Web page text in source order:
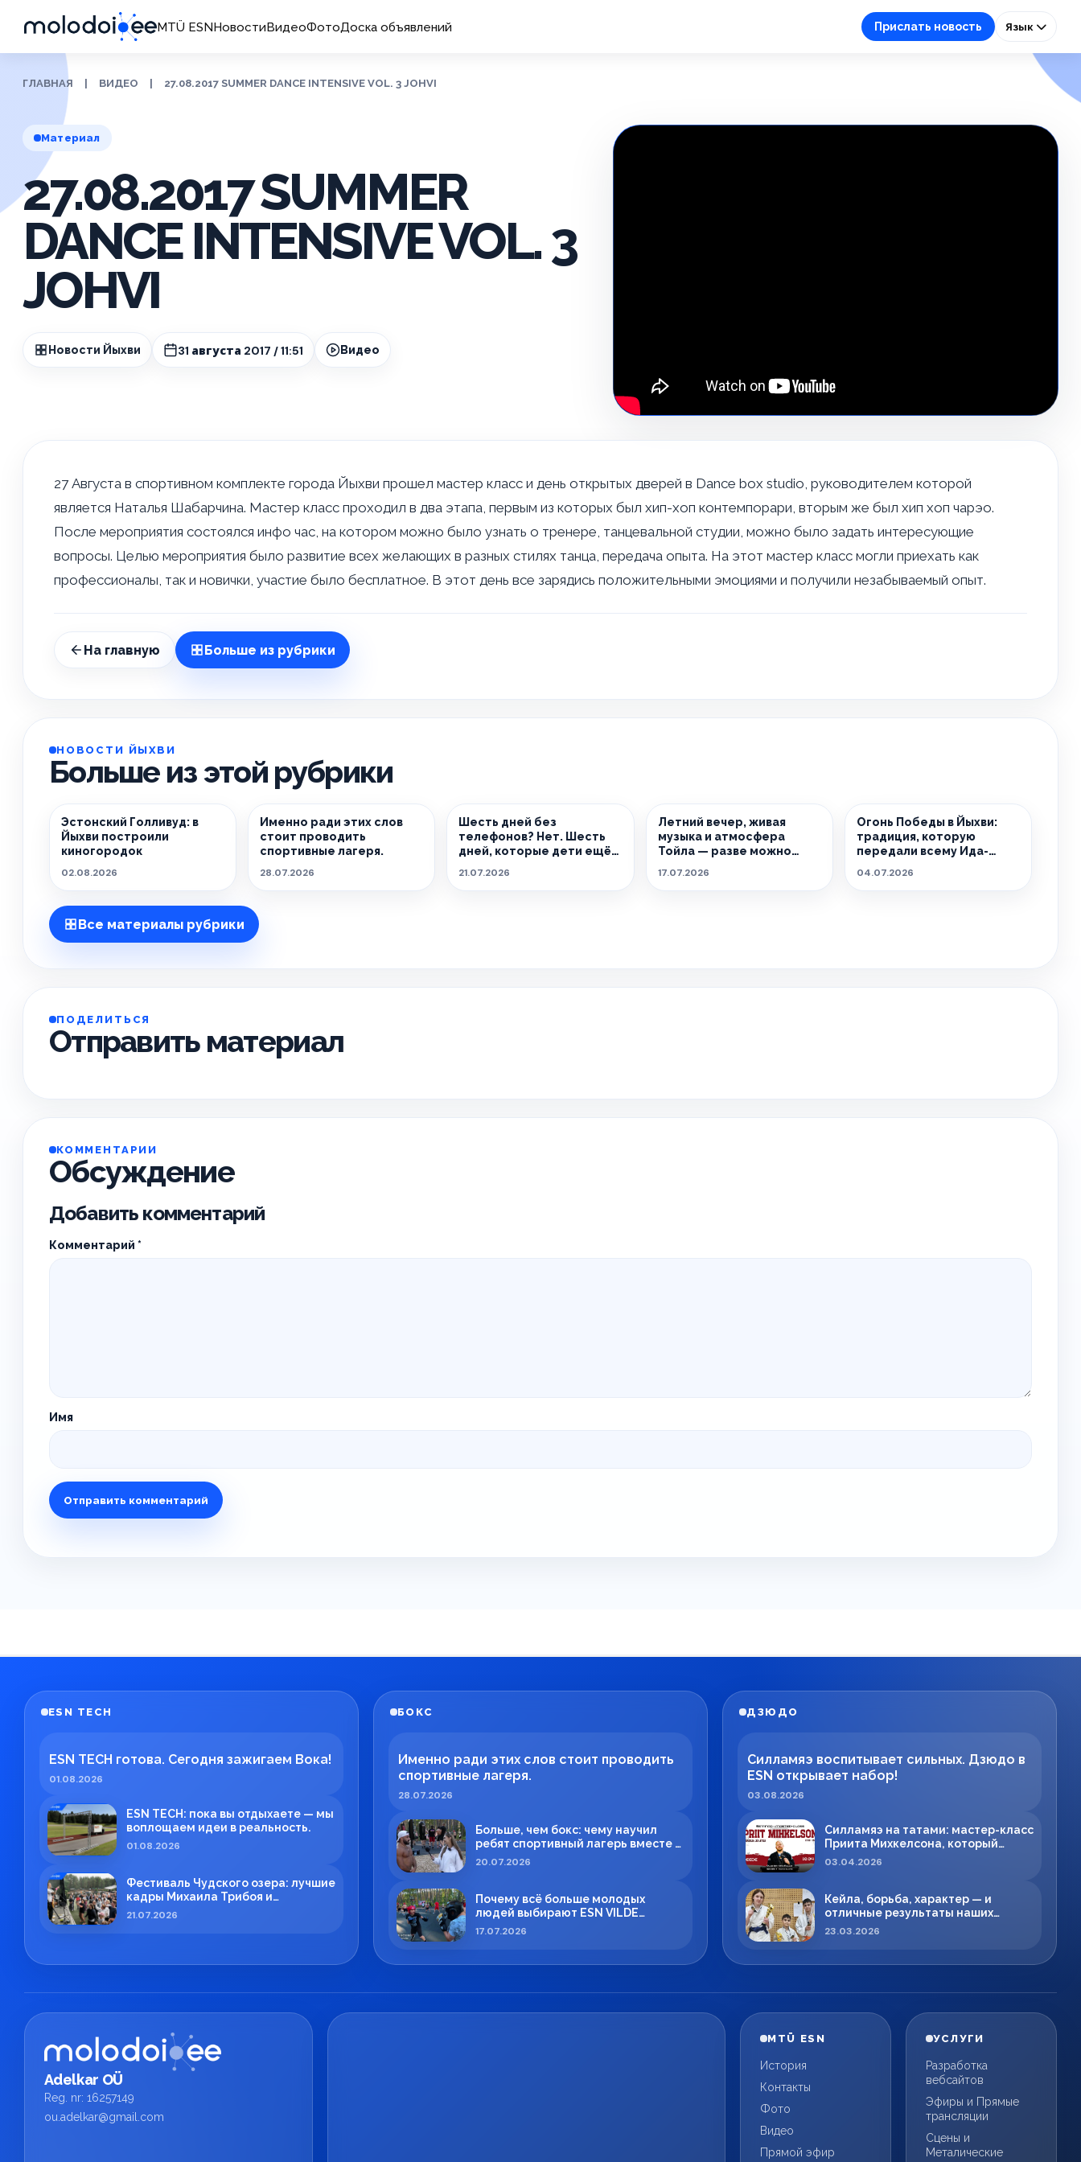
MTÜ ESNНовостиВидеоФотоДоска объявлений Прислать новость Язык
ГЛАВНАЯ ВИДЕО 27.08.2017 SUMMER DANCE INTENSIVE VOL. 3 JOHVI
Материал
27.08.2017 SUMMER
DANCE INTENSIVE VOL. 3
JOHVI
Новости Йыхви 31 августа 2017 / 11:51 Видео
27 Августа в спортивном комплекте города Йыхви прошел мастер класс и день открытых дверей в Dance box studio, руководителем которой
является Наталья Шабарчина. Мастер класс проходил в два этапа, первым из которых был хип-хоп контемпорари, вторым же был хип хоп чарэо.
После мероприятия состоялся инфо час, на котором можно было узнать о тренере, танцевальной студии, можно было задать интересующие
вопросы. Целью мероприятия было развитие всех желающих в разных стилях танца, передача опыта. На этот мастер класс могли приехать как
профессионалы, так и новички, участие было бесплатное. В этот день все зарядись положительными эмоциями и получили незабываемый опыт.
На главную Больше из рубрики
НОВОСТИ ЙЫХВИ
Больше из этой рубрики
Эстонский Голливуд: в
Йыхви построили
киногородок
02.08.2026
Именно ради этих слов
стоит проводить
спортивные лагеря.
28.07.2026
Шесть дней без
телефонов? Нет. Шесть
дней, которые дети ещё
21.07.2026
Летний вечер, живая
музыка и атмосфера
Тойла — разве можно
сочетание?
17.07.2026
Огонь Победы в Йыхви:
традиция, которую
передали всему Ида-
04.07.2026
Все материалы рубрики
ПОДЕЛИТЬСЯ
Отправить материал
КОММЕНТАРИИ
Обсуждение
Добавить комментарий
Комментарий *
Имя
ESN TECH
ESN TECH готова. Сегодня зажигаем Вока!
01.08.2026
ESN TECH: пока вы отдыхаете — мы
воплощаем идеи в реальность.
01.08.2026
Фестиваль Чудского озера: лучшие
кадры Михаила Трибоя и
профессиональная работа ESN
21.07.2026
БОКС
Именно ради этих слов стоит проводить
спортивные лагеря.
28.07.2026
Больше, чем бокс: чему научил
ребят спортивный лагерь вместе с
Максимом Вильде
20.07.2026
Почему всё больше молодых
людей выбирают ESN VILDE
BOXING в Силламяэ?
17.07.2026
ДЗЮДО
Силламяэ воспитывает сильных. Дзюдо в
ESN открывает набор!
03.08.2026
Силламяэ на татами: мастер-класс
Приита Михкелсона, который
меняет правила игры в регионе
03.04.2026
Кейла, борьба, характер — и
отличные результаты наших
спортсменов!
23.03.2026
Adelkar OÜ
Reg. nr: 16257149
ou.adelkar@gmail.com
MTÜ ESN
История
Контакты
Фото
Видео
Прямой эфир
УСЛУГИ
Разработка
вебсайтов
Эфиры и Прямые
трансляции
Сцены и
Металические